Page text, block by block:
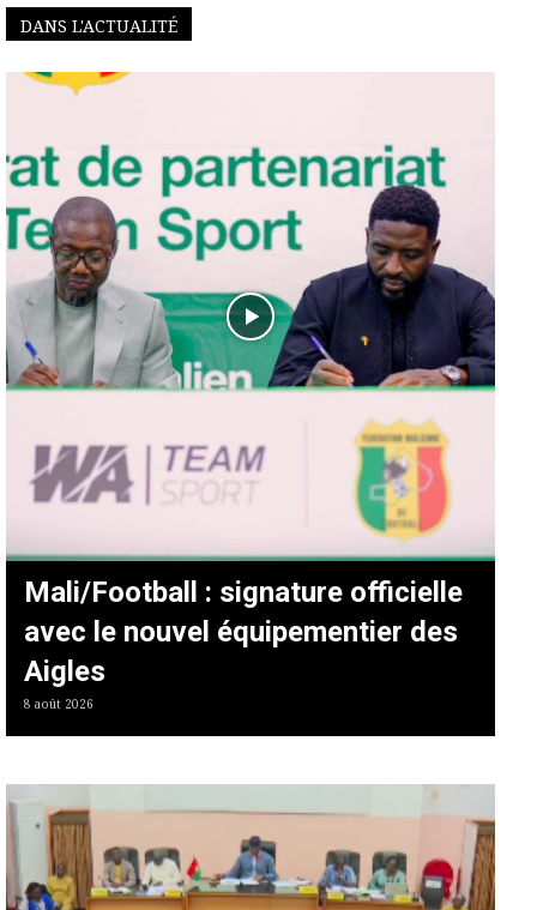
DANS L'ACTUALITÉ
Mali/Football : signature officielle
avec le nouvel équipementier des
Aigles
8 août 2026